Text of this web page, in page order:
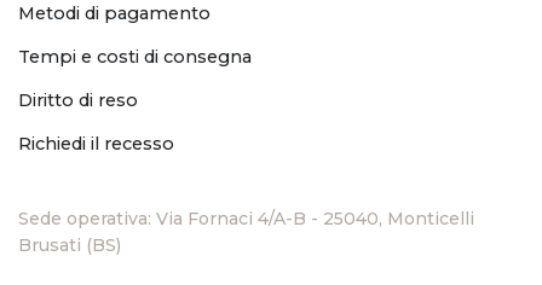
Metodi di pagamento
Tempi e costi di consegna
Diritto di reso
Richiedi il recesso
Sede operativa: Via Fornaci 4/A-B - 25040, Monticelli
Brusati (BS)